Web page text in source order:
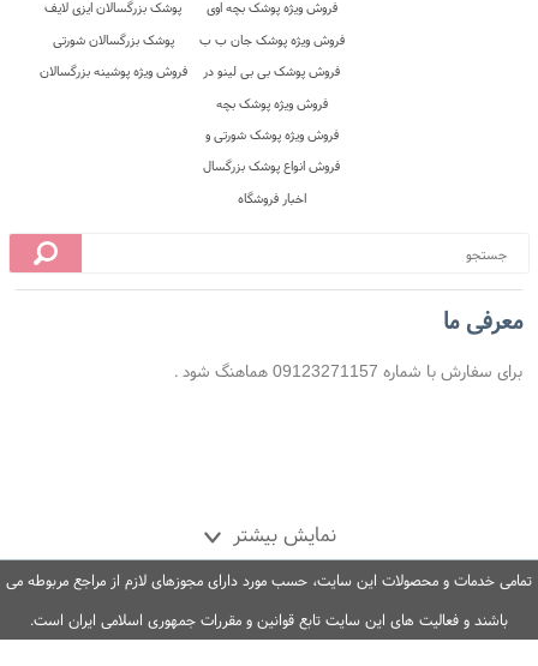
معرفی ما
برای سفارش با شماره 09123271157 هماهنگ شود .
نمایش بیشتر
تمامی خدمات و محصولات این سایت، حسب مورد دارای مجوزهای لازم از مراجع مربوطه می
باشند و فعالیت های این سایت تابع قوانین و مقررات جمهوری اسلامی ایران است.